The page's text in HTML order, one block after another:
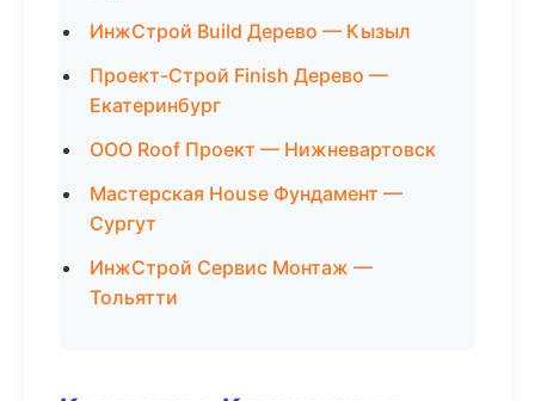
ИнжСтрой Build Дерево — Кызыл
Проект-Строй Finish Дерево —
Екатеринбург
ООО Roof Проект — Нижневартовск
Мастерская House Фундамент —
Сургут
ИнжСтрой Сервис Монтаж —
Тольятти